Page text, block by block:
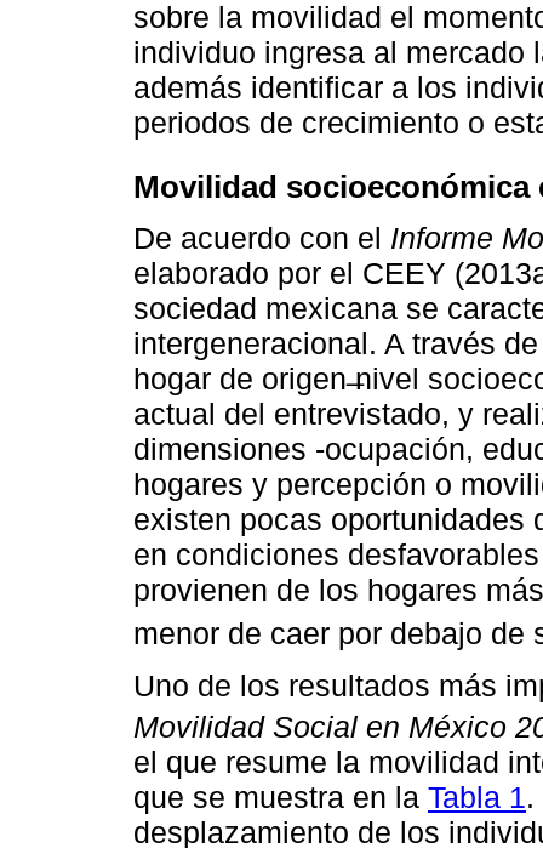
sobre la movilidad el
individuo ingresa al mercado
además identificar a los
periodos de crecimiento o
Movilidad socioeconómica
De acuerdo con el Informe
elaborado por el CEEY
sociedad mexicana se
intergeneracional. A través
hogar de origen ̶nivel
actual del entrevistado, y
dimensiones -ocupación,
hogares y percepción o
existen pocas oportunidades
en condiciones
provienen de los hogares
menor de caer por debajo de
Uno de los resultados más
Movilidad Social en México
el que resume la movilidad
que se muestra en la Tabla 1.
desplazamiento de los